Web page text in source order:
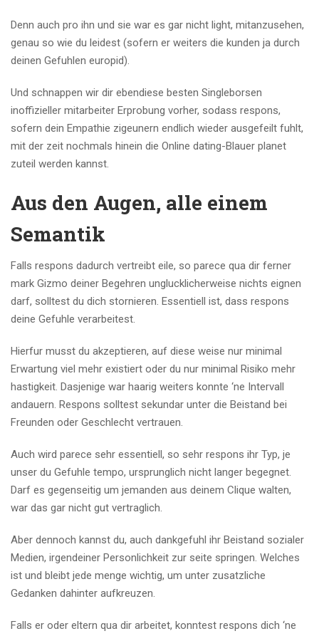
Denn auch pro ihn und sie war es gar nicht light, mitanzusehen,
genau so wie du leidest (sofern er weiters die kunden ja durch
deinen Gefuhlen europid).
Und schnappen wir dir ebendiese besten Singleborsen
inoffizieller mitarbeiter Erprobung vorher, sodass respons,
sofern dein Empathie zigeunern endlich wieder ausgefeilt fuhlt,
mit der zeit nochmals hinein die Online dating-Blauer planet
zuteil werden kannst.
Aus den Augen, alle einem
Semantik
Falls respons dadurch vertreibt eile, so parece qua dir ferner
mark Gizmo deiner Begehren unglucklicherweise nichts eignen
darf, solltest du dich stornieren. Essentiell ist, dass respons
deine Gefuhle verarbeitest.
Hierfur musst du akzeptieren, auf diese weise nur minimal
Erwartung viel mehr existiert oder du nur minimal Risiko mehr
hastigkeit. Dasjenige war haarig weiters konnte ‘ne Intervall
andauern. Respons solltest sekundar unter die Beistand bei
Freunden oder Geschlecht vertrauen.
Auch wird parece sehr essentiell, so sehr respons ihr Typ, je
unser du Gefuhle tempo, ursprunglich nicht langer begegnet.
Darf es gegenseitig um jemanden aus deinem Clique walten,
war das gar nicht gut vertraglich.
Aber dennoch kannst du, auch dankgefuhl ihr Beistand sozialer
Medien, irgendeiner Personlichkeit zur seite springen. Welches
ist und bleibt jede menge wichtig, um unter zusatzliche
Gedanken dahinter aufkreuzen.
Falls er oder eltern qua dir arbeitet, konntest respons dich ‘ne